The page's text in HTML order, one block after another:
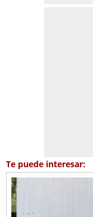
Te puede interesar: